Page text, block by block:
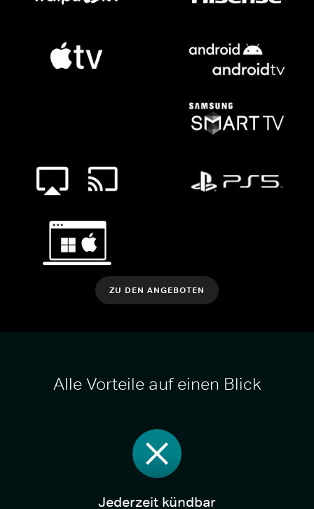
ZU DEN ANGEBOTEN
Alle Vorteile auf einen Blick
Jederzeit kündbar